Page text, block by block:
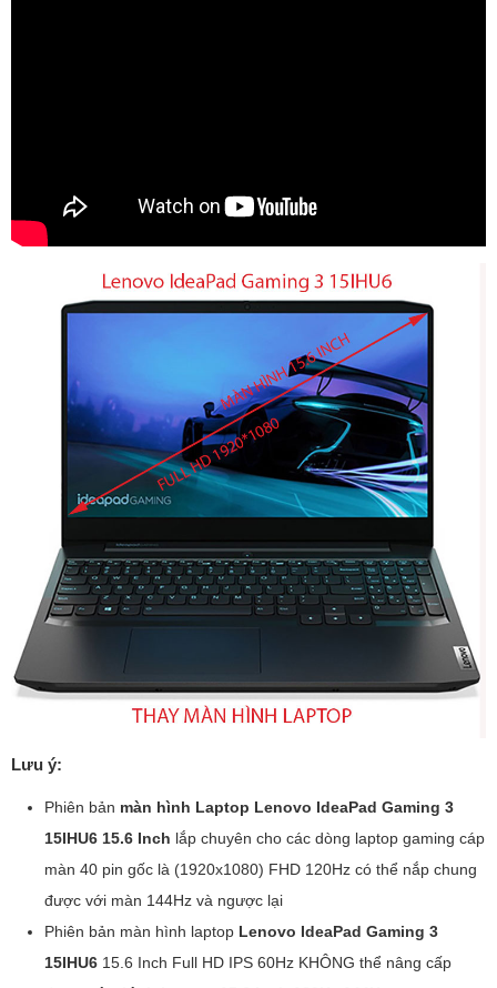
Lưu ý:
Phiên bản màn hình Laptop Lenovo IdeaPad Gaming 3
15IHU6 15.6 Inch lắp chuyên cho các dòng laptop gaming cáp
màn 40 pin gốc là (1920x1080) FHD 120Hz có thể nắp chung
được với màn 144Hz và ngược lại
Phiên bản màn hình laptop Lenovo IdeaPad Gaming 3
15IHU6 15.6 Inch Full HD IPS 60Hz KHÔNG thể nâng cấp